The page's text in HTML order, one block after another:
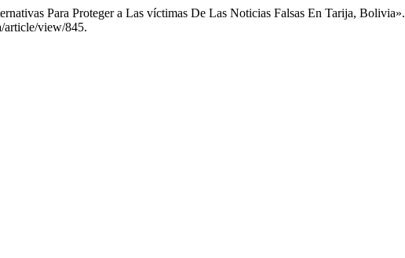
Para Proteger a Las víctimas De Las Noticias Falsas En Tarija, Bolivia».
article/view/845.